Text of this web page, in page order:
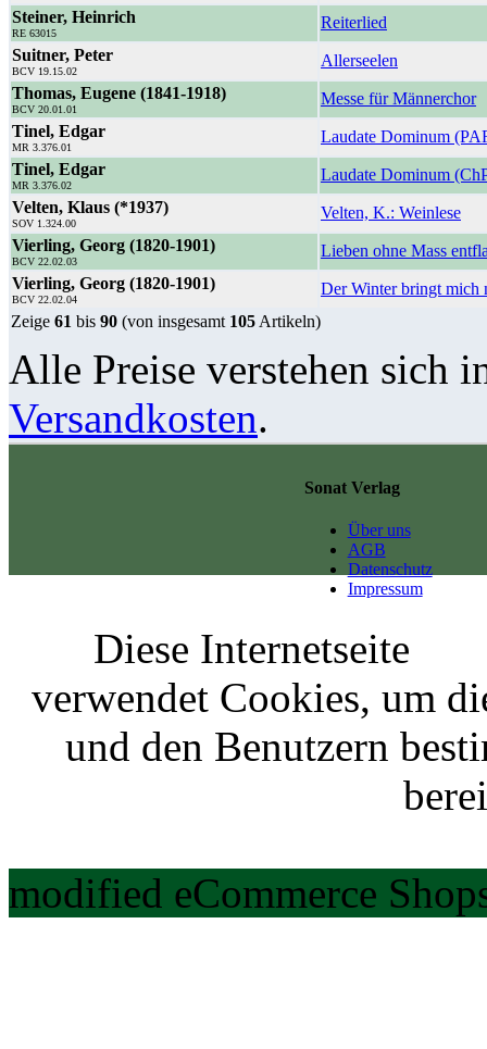
Steiner, Heinrich
RE 63015
Reiterlied
Suitner, Peter
BCV 19.15.02
Allerseelen
Thomas, Eugene (1841-1918)
BCV 20.01.01
Messe für Männerchor
Tinel, Edgar
MR 3.376.01
Laudate Dominum
Tinel, Edgar
MR 3.376.02
Laudate Dominum
Velten, Klaus (*1937)
SOV 1.324.00
Velten, K.: Weinlese
Vierling, Georg (1820-1901)
BCV 22.02.03
Lieben ohne Mass
Vierling, Georg (1820-1901)
BCV 22.02.04
Der Winter bringt mich
Zeige 61 bis 90 (von insgesamt 105 Artikeln)
Alle Preise verstehen sich
Versandkosten.
Sonat Verlag
Über uns
AGB
Datenschutz
Impressum
Diese Internetseite
verwendet Cookies, um
und den Benutzern
modified eCommerce